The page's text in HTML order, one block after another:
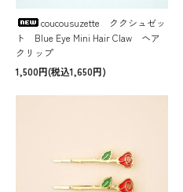
coucousuzette ククシュゼッ
ト Blue Eye Mini Hair Claw ヘア
クリップ
1,500円(税込1,650円)